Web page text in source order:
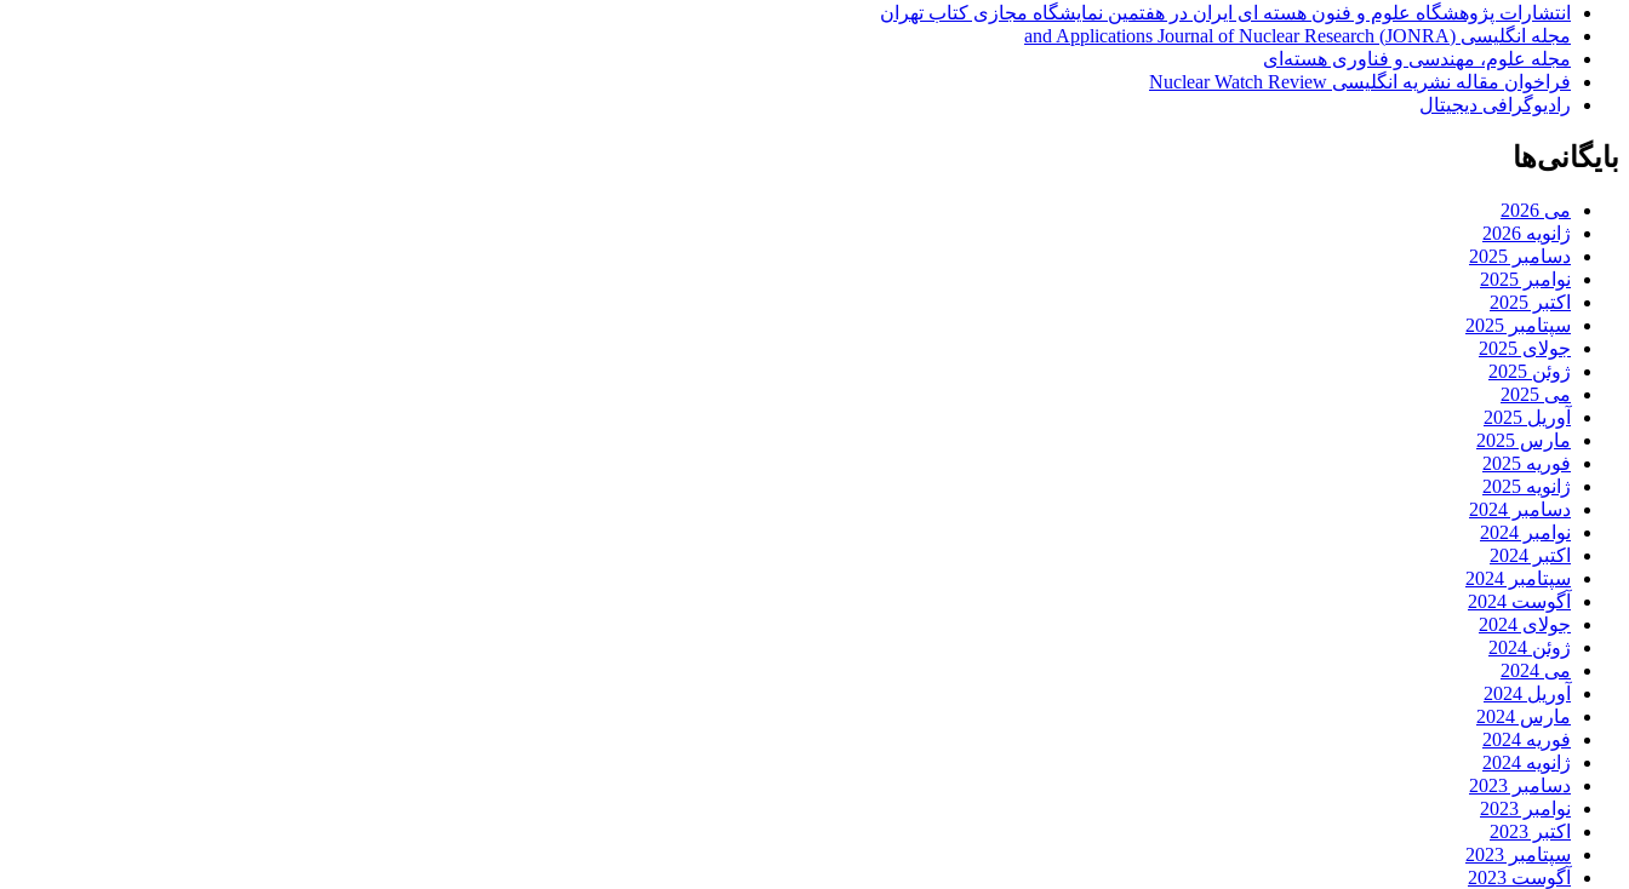
انتشارات پژوهشگاه علوم و فنون هسته ای ایران در هفتمین نمایشگاه مجازی کتاب تهران
مجله انگلیسی (JONRA) and Applications Journal of Nuclear Research
مجله علوم، مهندسی و فناوری هسته‌ای
فراخوان مقاله نشریه انگلیسی Nuclear Watch Review
رادیوگرافی دیجیتال
بایگانی‌ها
می 2026
ژانویه 2026
دسامبر 2025
نوامبر 2025
اکتبر 2025
سپتامبر 2025
جولای 2025
ژوئن 2025
می 2025
آوریل 2025
مارس 2025
فوریه 2025
ژانویه 2025
دسامبر 2024
نوامبر 2024
اکتبر 2024
سپتامبر 2024
آگوست 2024
جولای 2024
ژوئن 2024
می 2024
آوریل 2024
مارس 2024
فوریه 2024
ژانویه 2024
دسامبر 2023
نوامبر 2023
اکتبر 2023
سپتامبر 2023
آگوست 2023